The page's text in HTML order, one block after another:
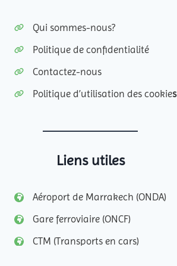
Qui sommes-nous?
Politique de confidentialité
Contactez-nous
Politique d’utilisation des cookies
Liens utiles
Aéroport de Marrakech (ONDA)
Gare ferroviaire (ONCF)
CTM (Transports en cars)